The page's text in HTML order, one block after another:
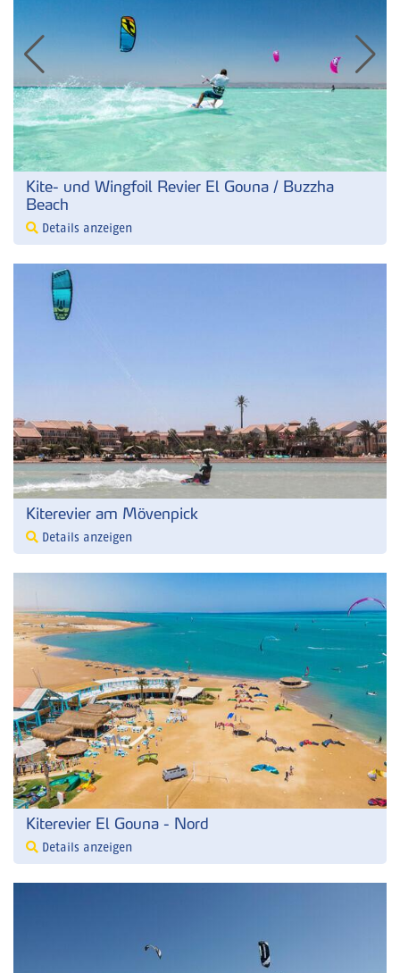
Kite- und Wingfoil Revier El Gouna / Buzzha
Beach
Details anzeigen
Kiterevier am Mövenpick
Details anzeigen
Kiterevier El Gouna - Nord
Details anzeigen